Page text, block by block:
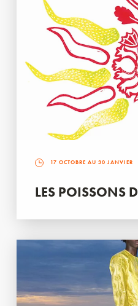
17 OCTOBRE AU 30 JANVIER
LES POISSONS